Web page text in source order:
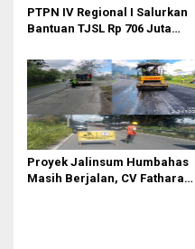
PTPN IV Regional I Salurkan
Bantuan TJSL Rp 706 Juta
Berkelanjutan
Proyek Jalinsum Humbahas
Masih Berjalan, CV Fathara